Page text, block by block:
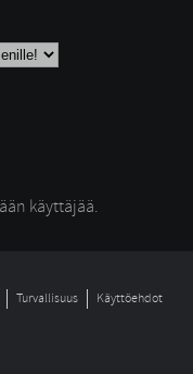
käyttäjää.
Turvallisuus
Käyttöehdot